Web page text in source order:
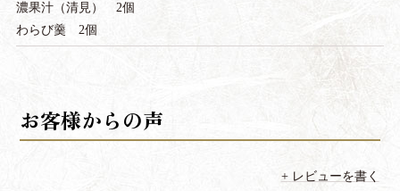
濃果汁（清見） 2個
わらび羹 2個
レビューを書く